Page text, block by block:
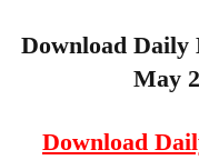
Download
May
Download